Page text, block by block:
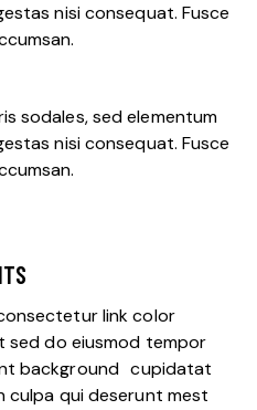
nisi consequat. Fusce
sodales, sed elementum
nisi consequat. Fusce
link color
sed do eiusmod tempor
background cupidatat
culpa qui deserunt mest